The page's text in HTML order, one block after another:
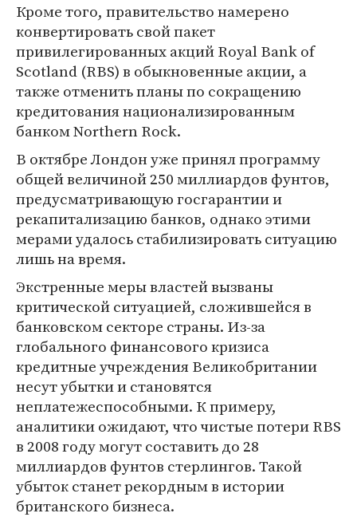
Кроме того, правительство намерено
конвертировать свой пакет
привилегированных акций Royal Bank of
Scotland (RBS) в обыкновенные акции, а
также отменить планы по сокращению
кредитования национализированным
банком Northern Rock.
В октябре Лондон уже принял программу
общей величиной 250 миллиардов фунтов,
предусматривающую госгарантии и
рекапитализацию банков, однако этими
мерами удалось стабилизировать ситуацию
лишь на время.
Экстренные меры властей вызваны
критической ситуацией, сложившейся в
банковском секторе страны. Из-за
глобального финансового кризиса
кредитные учреждения Великобритании
несут убытки и становятся
неплатежеспособными. К примеру,
аналитики ожидают, что чистые потери RBS
в 2008 году могут составить до 28
миллиардов фунтов стерлингов. Такой
убыток станет рекордным в истории
британского бизнеса.